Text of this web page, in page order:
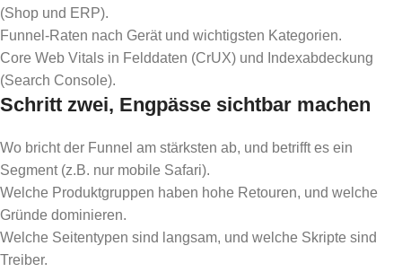
(Shop und ERP).
Funnel-Raten nach Gerät und wichtigsten Kategorien.
Core Web Vitals in Felddaten (CrUX) und Indexabdeckung
(Search Console).
Schritt zwei, Engpässe sichtbar machen
Wo bricht der Funnel am stärksten ab, und betrifft es ein
Segment (z.B. nur mobile Safari).
Welche Produktgruppen haben hohe Retouren, und welche
Gründe dominieren.
Welche Seitentypen sind langsam, und welche Skripte sind
Treiber.